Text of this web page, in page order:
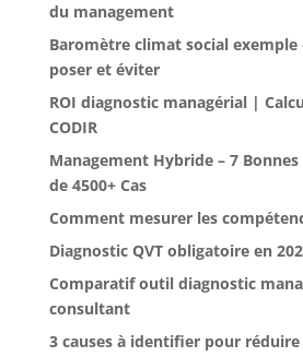
du management
Baromètre climat social exemple
poser et éviter
ROI diagnostic managérial |
CODIR
Management Hybride – 7
de 4500+ Cas
Comment mesurer les
Diagnostic QVT obligatoire en
Comparatif outil diagnostic
consultant
3 causes à identifier pour